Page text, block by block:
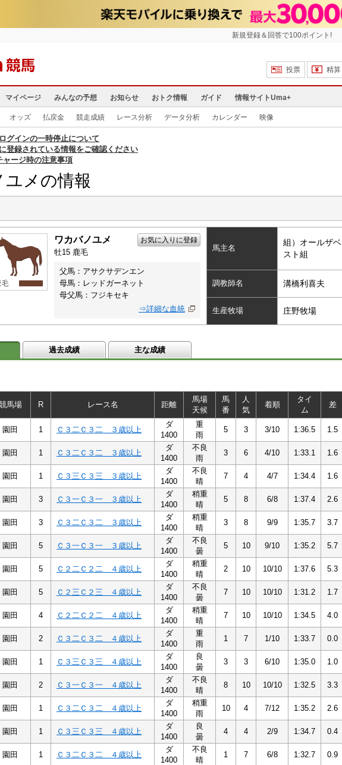
新規登録＆回答で100ポイント!
投票
精算
マイページ みんなの予想 お知らせ おトク情報 ガイド 情報サイトUma+
オッズ 払戻金 競走成績 レース分析 データ分析 カレンダー 映像
グインの一時停止について
登録されている情報をご確認ください
ャージ時の注意事項
ユメの情報
ワカバノユメ お気に入りに登録
牡15 鹿毛
父馬：アサクサデンエン
母馬：レッドガーネット
母父馬：フジキセキ
⇒詳細な血統
馬主名
組）オールザベ
スト組
調教師名 溝橋利喜夫
生産牧場 庄野牧場
過去成績 主な成績
馬場 R レース名 距離
馬場
天候
馬
番
人
気
着順
タイ
ム
差
園田 1 Ｃ３二Ｃ３二 ３歳以上
ダ
1400
重
雨
5 3 3/10 1:36.5 1.5
園田 1 Ｃ３二Ｃ３二 ３歳以上
ダ
1400
不良
雨
3 6 4/10 1:33.1 1.6
園田 1 Ｃ３三Ｃ３三 ３歳以上
ダ
1400
不良
晴
7 4 4/7 1:34.4 1.6
園田 3 Ｃ３一Ｃ３一 ３歳以上
ダ
1400
稍重
晴
5 8 6/8 1:37.4 2.6
園田 3 Ｃ３二Ｃ３二 ３歳以上
ダ
1400
稍重
晴
3 8 9/9 1:35.7 3.7
園田 5 Ｃ３一Ｃ３一 ３歳以上
ダ
1400
不良
曇
5 10 9/10 1:35.2 5.7
園田 5 Ｃ２二Ｃ２二 ４歳以上
ダ
1400
稍重
晴
2 10 10/10 1:37.6 5.3
園田 5 Ｃ２三Ｃ２三 ４歳以上
ダ
1400
不良
曇
7 10 10/10 1:31.2 1.7
園田 4 Ｃ２二Ｃ２二 ４歳以上
ダ
1400
稍重
晴
7 10 10/10 1:34.5 4.0
園田 2 Ｃ３二Ｃ３二 ４歳以上
ダ
1400
重
雨
1 7 1/10 1:33.7 0.0
園田 1 Ｃ３三Ｃ３三 ４歳以上
ダ
1400
良
曇
3 3 6/10 1:35.0 1.0
園田 2 Ｃ３一Ｃ３一 ４歳以上
ダ
1400
不良
晴
8 10 10/10 1:32.5 3.3
園田 1 Ｃ３二Ｃ３二 ４歳以上
ダ
1400
稍重
雨
10 4 7/12 1:35.2 2.6
園田 1 Ｃ３三Ｃ３三 ４歳以上
ダ
1400
良
曇
4 4 2/9 1:34.7 0.4
園田 1 Ｃ３二Ｃ３二 ４歳以上
ダ
1400
不良
晴
1 7 6/8 1:32.7 0.9